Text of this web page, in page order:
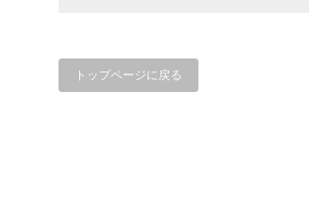
トップページに戻る